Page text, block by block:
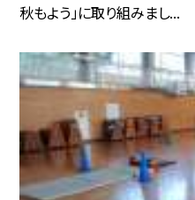
秋もよう」に取り組みまし...